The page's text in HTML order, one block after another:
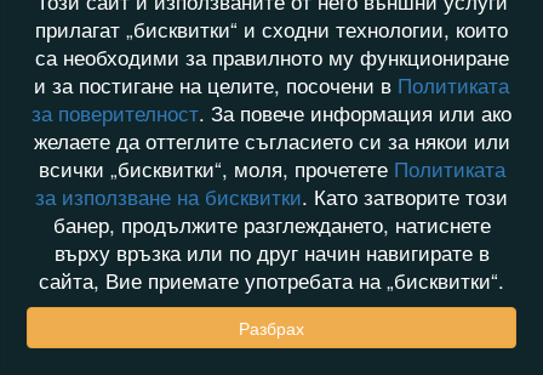
прилагат „бисквитки“ и сходни технологии, които
са необходими за правилното му функциониране
и за постигане на целите, посочени в Политиката
за поверителност. За повече информация или ако
желаете да оттеглите съгласието си за някои или
всички „бисквитки“, моля, прочетете Политиката
за използване на бисквитки. Като затворите този
банер, продължите разглеждането, натиснете
върху връзка или по друг начин навигирате в
сайта, Вие приемате употребата на „бисквитки“.
Разбрах